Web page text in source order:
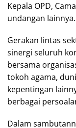
Kepala OPD,
undangan lainnya.
Gerakan lintas
sinergi seluruh
bersama
tokoh agama,
kepentingan
berbagai
Dalam